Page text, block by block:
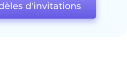
d'invitations